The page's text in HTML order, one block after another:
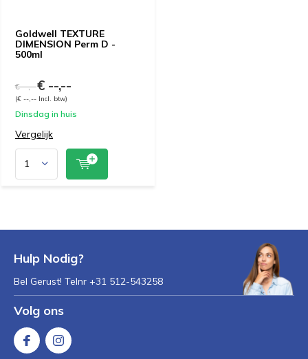
Goldwell TEXTURE
DIMENSION Perm D -
500ml
€ --,--€ --,--
(€ --,-- Incl. btw)
Dinsdag in huis
Vergelijk
Hulp Nodig?
Bel Gerust! Telnr +31 512-543258
Volg ons